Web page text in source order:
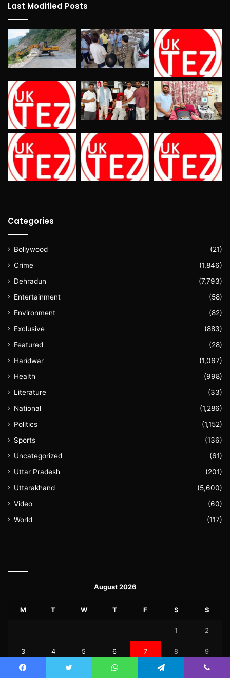
Last Modified Posts
Categories
Bollywood
(21)
Crime
(1,846)
Dehradun
(7,793)
Entertainment
(58)
Environment
(82)
Exclusive
(883)
Featured
(28)
Haridwar
(1,067)
Health
(998)
Literature
(33)
National
(1,286)
Politics
(1,152)
Sports
(136)
Uncategorized
(61)
Uttar Pradesh
(201)
Uttarakhand
(5,600)
Video
(60)
World
(117)
August 2026
M T W T F S S
1 2
3 4 5 6 7 8 9
10 13 16